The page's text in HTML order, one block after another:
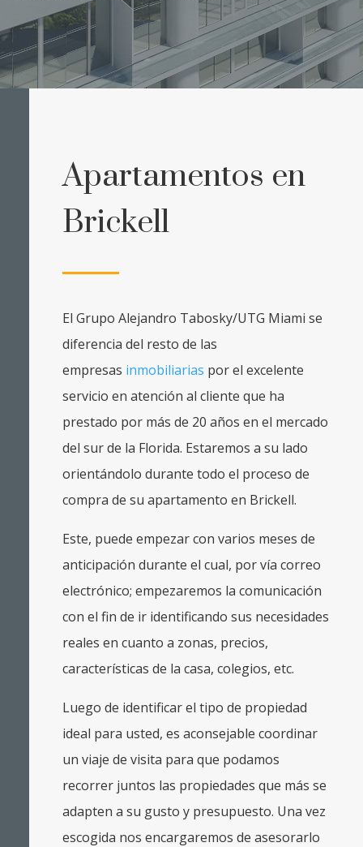
Apartamentos en
Brickell
El Grupo Alejandro Tabosky/UTG Miami se
diferencia del resto de las
empresas inmobiliarias por el excelente
servicio en atención al cliente que ha
prestado por más de 20 años en el mercado
del sur de la Florida. Estaremos a su lado
orientándolo durante todo el proceso de
compra de su apartamento en Brickell.
Este, puede empezar con varios meses de
anticipación durante el cual, por vía correo
electrónico; empezaremos la comunicación
con el fin de ir identificando sus necesidades
reales en cuanto a zonas, precios,
características de la casa, colegios, etc.
Luego de identificar el tipo de propiedad
ideal para usted, es aconsejable coordinar
un viaje de visita para que podamos
recorrer juntos las propiedades que más se
adapten a su gusto y presupuesto. Una vez
escogida nos encargaremos de asesorarlo